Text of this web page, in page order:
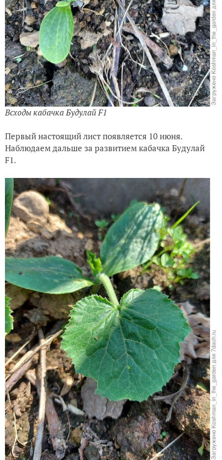
Всходы кабачка Будулай F1
Первый настоящий лист появляется 10 июня.
Наблюдаем дальше за развитием кабачка Будулай
F1.